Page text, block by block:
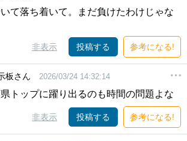
て落ち着いて。まだ負けたわけじゃな
非表示 投稿する 参考になる!
板さん 2026/03/24 14:32:14
トップに躍り出るのも時間の問題よな
非表示 投稿する 参考になる!